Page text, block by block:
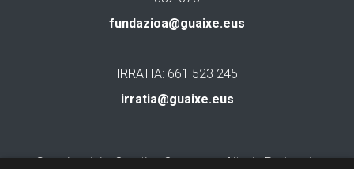
fundazioa@guaixe.eus
IRRATIA: 661 523 245
irratia@guaixe.eus
Gure lizentzia: Creative Commons Aitortu Partekatu